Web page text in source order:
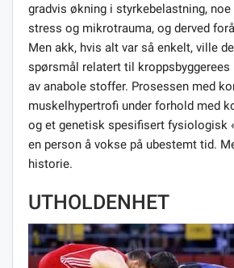
gradvis økning i styrkebelastning,
stress og mikrotrauma, og derved
Men akk, hvis alt var så enkelt, ville
spørsmål relatert til kroppsbyggerees
av anabole stoffer. Prosessen med
muskelhypertrofi under forhold med
og et genetisk spesifisert fysiologisk
en person å vokse på ubestemt tid.
historie.
UTHOLDENHET